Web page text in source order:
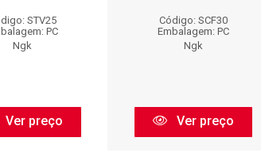
STV25
PC
Ngk
Ver preço
Código: SCF30
Embalagem: PC
Ngk
Ver preço